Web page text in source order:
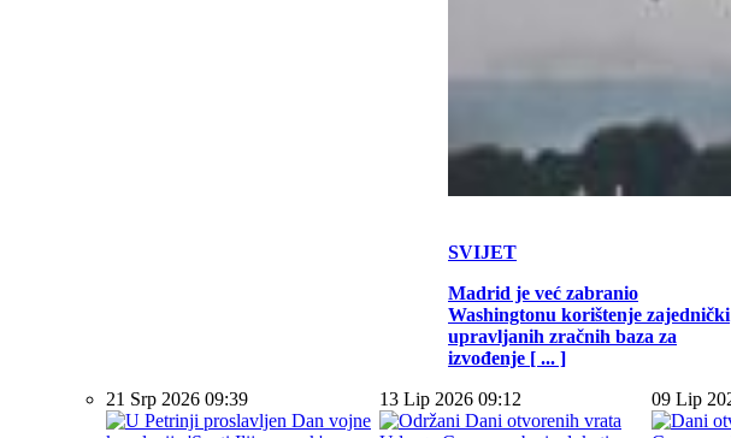
SVIJET
Madrid je već zabranio
Washingtonu korištenje zajednički
upravljanih zračnih baza za
izvođenje [ ... ]
21 Srp 2026 09:39 13 Lip 2026 09:12 09 Lip